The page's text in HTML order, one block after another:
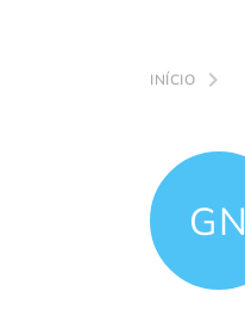
INÍCIO
GN